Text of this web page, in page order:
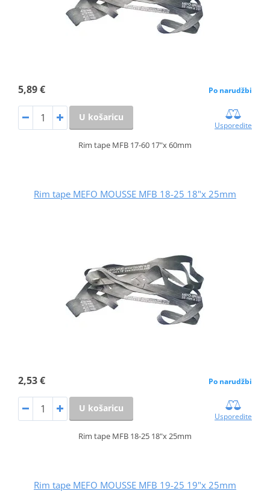
5,89 € Po narudžbi
U košaricu
Usporedite
Rim tape MFB 17-60 17"x 60mm
Rim tape MEFO MOUSSE MFB 18-25 18"x 25mm
2,53 € Po narudžbi
U košaricu
Usporedite
Rim tape MFB 18-25 18"x 25mm
Rim tape MEFO MOUSSE MFB 19-25 19"x 25mm